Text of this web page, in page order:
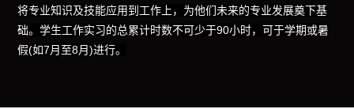
将专业知识及技能应用到工作上，为他们未来的专业发展奠下基
础。学生工作实习的总累计时数不可少于90小时，可于学期或暑
假(如7月至8月)进行。